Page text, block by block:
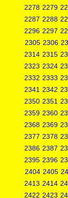
2278 2279
2287 2288
2296 2297
2305 2306
2314 2315
2323 2324
2332 2333
2341 2342
2350 2351
2359 2360
2368 2369
2377 2378
2386 2387
2395 2396
2404 2405
2413 2414
2422 2423